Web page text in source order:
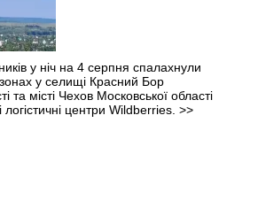
у ніч на 4 серпня спалахнули
у селищі Красний Бор
та місті Чехов Московської області
логістичні центри Wildberries. >>